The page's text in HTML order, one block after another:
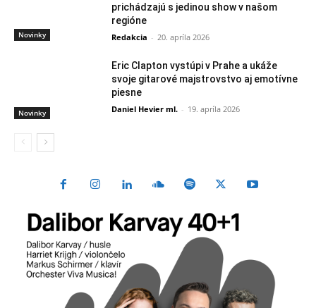
Novinky
prichádzajú s jedinou show v našom
regióne
Redakcia - 20. apríla 2026
Novinky
Eric Clapton vystúpi v Prahe a ukáže
svoje gitarové majstrovstvo aj emotívne
piesne
Daniel Hevier ml. - 19. apríla 2026